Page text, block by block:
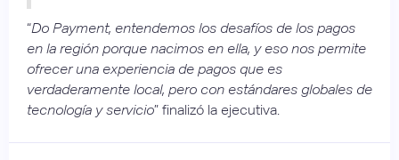
“Do Payment, entendemos los desafíos de los pagos
en la región porque nacimos en ella, y eso nos permite
ofrecer una experiencia de pagos que es
verdaderamente local, pero con estándares globales de
tecnología y servicio” finalizó la ejecutiva.